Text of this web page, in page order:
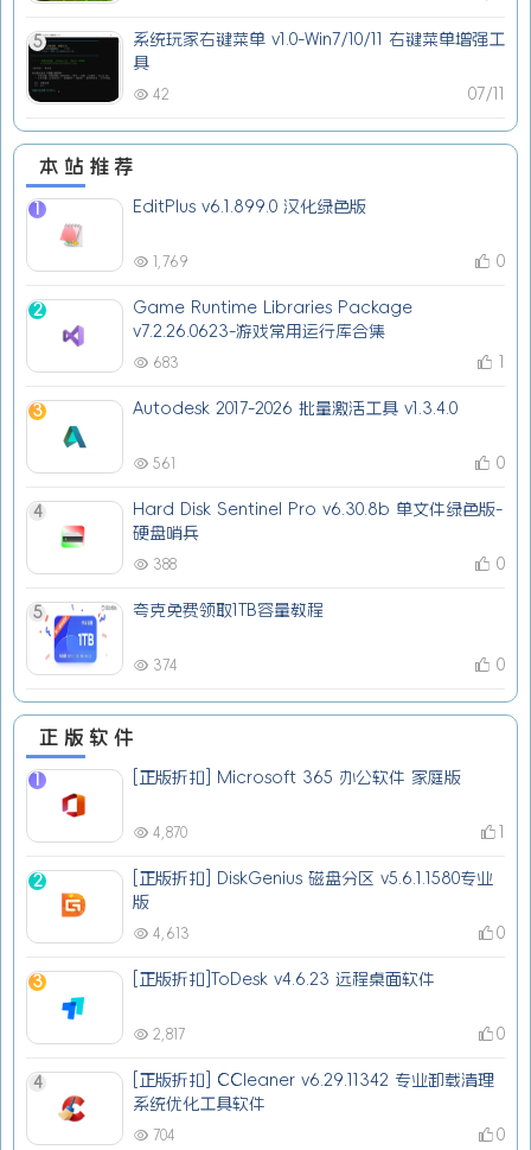
5
系统玩家右键菜单 v1.0-Win7/10/11 右键菜单增强工
具
07/11
42
本站推荐
EditPlus v6.1.899.0 汉化绿色版
1,769 0
2
Game Runtime Libraries Package
v7.2.26.0623-游戏常用运行库合集
683
3 Autodesk 2017-2026 批量激活工具 v1.3.4.0
561 0
4
Hard Disk Sentinel Pro v6.30.8b 单文件绿色版-
硬盘哨兵
388 0
5 夸克免费领取1TB容量教程
374 0
正版软件
[正版折扣] Microsoft 365 办公软件 家庭版
4,870
2
[正版折扣] DiskGenius 磁盘分区 v5.6.1.1580专业
版
4,613 0
3 [正版折扣]ToDesk v4.6.23 远程桌面软件
2,817 0
4
[正版折扣] CCleaner v6.29.11342 专业卸载清理
系统优化工具软件
704 0